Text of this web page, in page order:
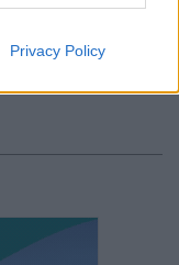
Privacy Policy